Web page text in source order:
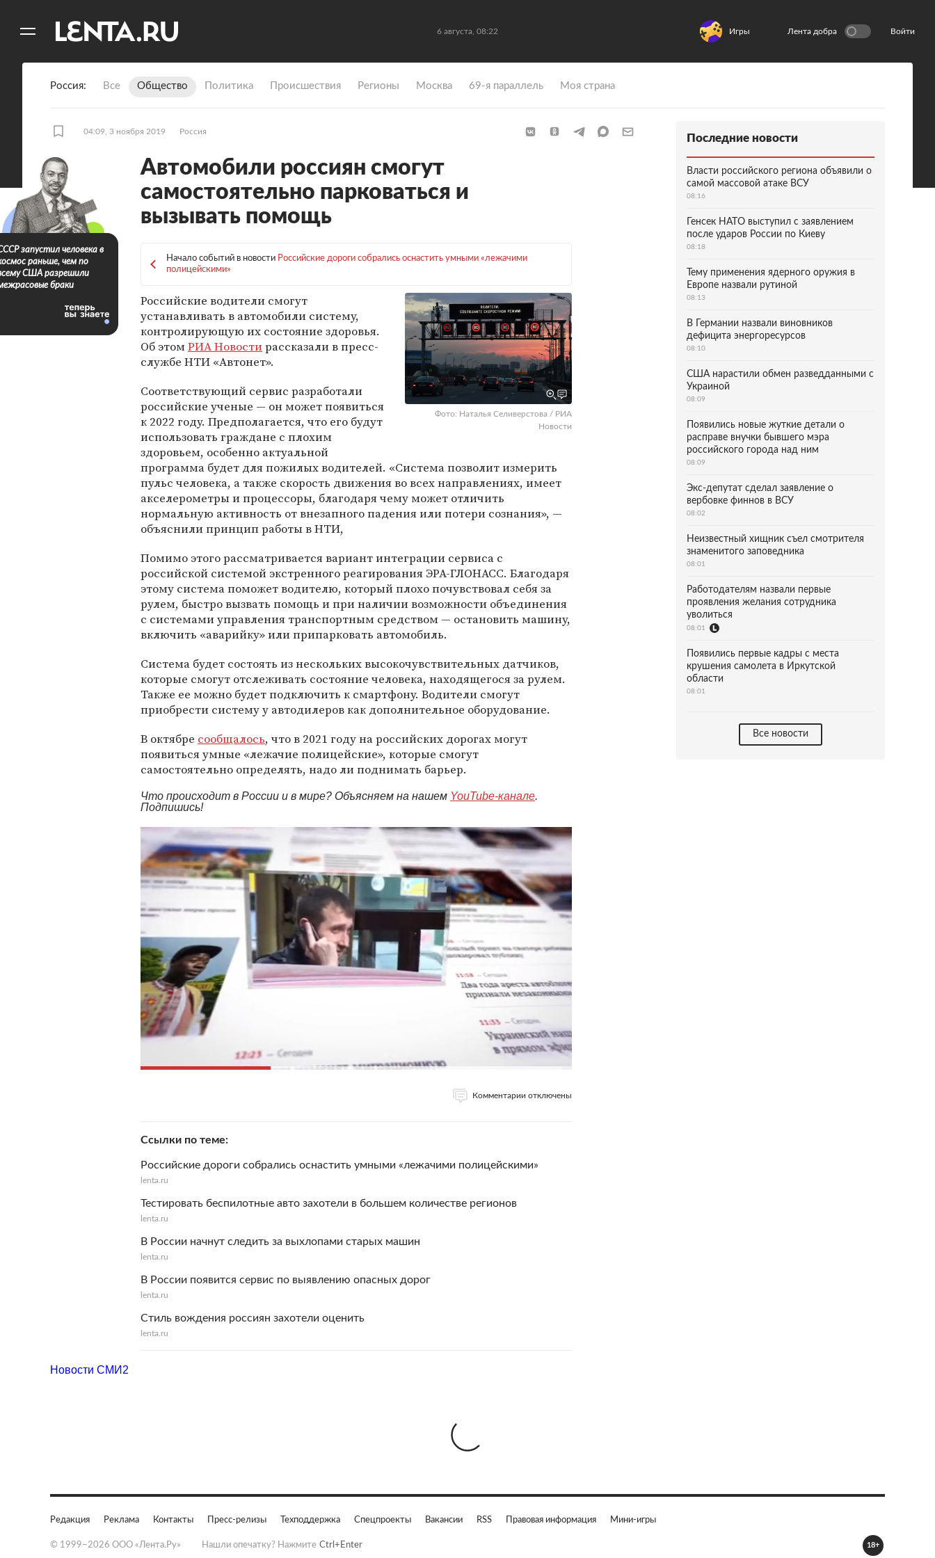
6 августа, 08:22 Игры Лента добра Войти
Россия Все Общество Политика Происшествия Регионы Москва 69-я параллель Моя страна
04:09, 3 ноября 2019 Россия
Автомобили россиян смогут
самостоятельно парковаться и
вызывать помощь
Начало событий в новости Российские дороги собрались оснастить умными «лежачими
полицейскими»
Фото: Наталья Селиверстова / РИА
Новости
Российские водители смогут
устанавливать в автомобили систему,
контролирующую их состояние здоровья.
Об этомРИА Новостирассказали в пресс-
службе НТИ «Автонет».
Соответствующий сервис разработали
российские ученые — он может появиться
к 2022 году. Предполагается, что его будут
использовать граждане с плохим
здоровьем, особенно актуальной
программа будет для пожилых водителей. «Система позволит измерить
пульс человека, а также скорость движения во всех направлениях, имеет
акселерометры и процессоры, благодаря чему может отличить
нормальную активность от внезапного падения или потери сознания», —
объяснили принцип работы в НТИ,
Помимо этого рассматривается вариант интеграции сервиса с
российской системой экстренного реагирования ЭРА-ГЛОНАСС. Благодаря
этому система поможет водителю, который плохо почувствовал себя за
рулем, быстро вызвать помощь и при наличии возможности объединения
с системами управления транспортным средством — остановить машину,
включить «аварийку» или припарковать автомобиль.
Система будет состоять из нескольких высокочувствительных датчиков,
которые смогут отслеживать состояние человека, находящегося за рулем.
Также ее можно будет подключить к смартфону. Водители смогут
приобрести систему у автодилеров как дополнительное оборудование.
В октябре сообщалось, что в 2021 году на российских дорогах могут
появиться умные «лежачие полицейские», которые смогут
самостоятельно определять, надо ли поднимать барьер.
Что происходит в России и в мире? Объясняем на нашем YouTube-канале.
Подпишись!
Комментарии отключены
Ссылки по теме
Российские дороги собрались оснастить умными «лежачими полицейскими»
lenta.ru
Тестировать беспилотные авто захотели в большем количестве регионов
lenta.ru
В России начнут следить за выхлопами старых машин
lenta.ru
В России появится сервис по выявлению опасных дорог
lenta.ru
Стиль вождения россиян захотели оценить
lenta.ru
запустил человека в
раньше, чем по
США разрешили
браки
Последние новости
Власти российского региона объявили о
самой массовой атаке ВСУ
08:16
Генсек НАТО выступил с заявлением
после ударов России по Киеву
08:18
Тему применения ядерного оружия в
Европе назвали рутиной
08:13
В Германии назвали виновников
дефицита энергоресурсов
08:10
США нарастили обмен разведданными с
Украиной
08:09
Появились новые жуткие детали о
расправе внучки бывшего мэра
российского города над ним
08:09
Экс-депутат сделал заявление о
вербовке финнов в ВСУ
08:02
Неизвестный хищник съел смотрителя
знаменитого заповедника
08:01
Работодателям назвали первые
проявления желания сотрудника
уволиться
08:01
Появились первые кадры с места
крушения самолета в Иркутской
области
08:01
Все новости
Новости СМИ2
Редакция Реклама Контакты Пресс-релизы Техподдержка Спецпроекты Вакансии RSS Правовая информация Мини-игры
© 1999–2026 ООО «Лента.Ру» Нашли опечатку? Нажмите Ctrl+Enter 18+